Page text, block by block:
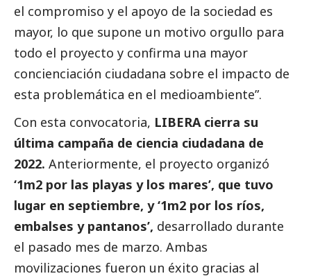
el compromiso y el apoyo de la sociedad es
mayor, lo que supone un motivo orgullo para
todo el proyecto y confirma una mayor
concienciación ciudadana sobre el impacto de
esta problemática en el medioambiente”.
Con esta convocatoria, LIBERA cierra su
última campaña de ciencia ciudadana de
2022. Anteriormente, el proyecto organizó
‘1m2 por las playas y los mares’, que tuvo
lugar en septiembre, y ‘1m2 por los ríos,
embalses y pantanos’, desarrollado durante
el pasado mes de marzo. Ambas
movilizaciones fueron un éxito gracias al